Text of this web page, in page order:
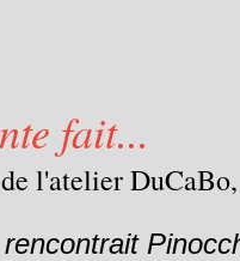
fait...
l'atelier